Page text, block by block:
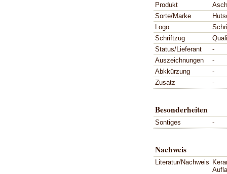
Produkt
Sorte/Marke
Logo
Schriftzug
Status/Lieferant
-
Auszeichnungen
-
Abkkürzung
-
Zusatz
-
Besonderheiten
Sontiges -
Nachweis
Literatur/Nachweis